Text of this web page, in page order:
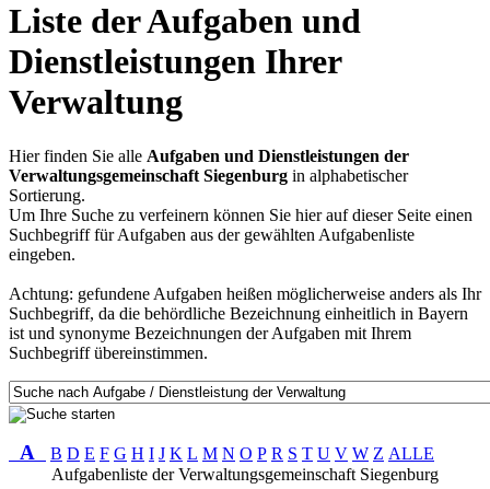
Liste der Aufgaben und
Dienstleistungen Ihrer
Verwaltung
Hier finden Sie alle Aufgaben und Dienstleistungen der
Verwaltungsgemeinschaft Siegenburg in alphabetischer
Sortierung.
Um Ihre Suche zu verfeinern können Sie hier auf dieser Seite einen
Suchbegriff für Aufgaben aus der gewählten Aufgabenliste
eingeben.
Achtung: gefundene Aufgaben heißen möglicherweise anders als Ihr
Suchbegriff, da die behördliche Bezeichnung einheitlich in Bayern
ist und synonyme Bezeichnungen der Aufgaben mit Ihrem
Suchbegriff übereinstimmen.
A B D E F G H I J K L M N O P R S T U V W Z ALLE
Aufgabenliste der Verwaltungsgemeinschaft Siegenburg